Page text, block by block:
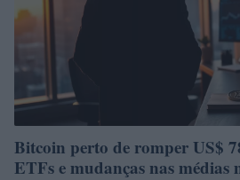
Bitcoin perto de romper US$
ETFs e mudanças nas médias